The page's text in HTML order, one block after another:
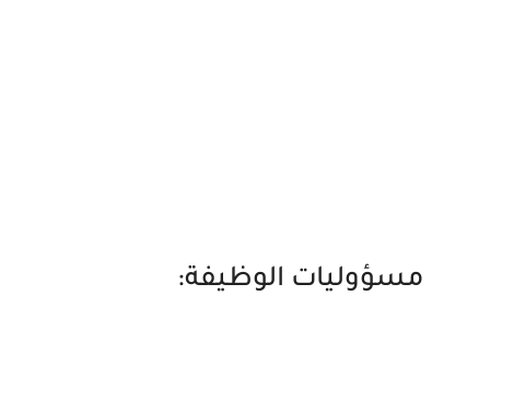
مسؤوليات الوظيفة: